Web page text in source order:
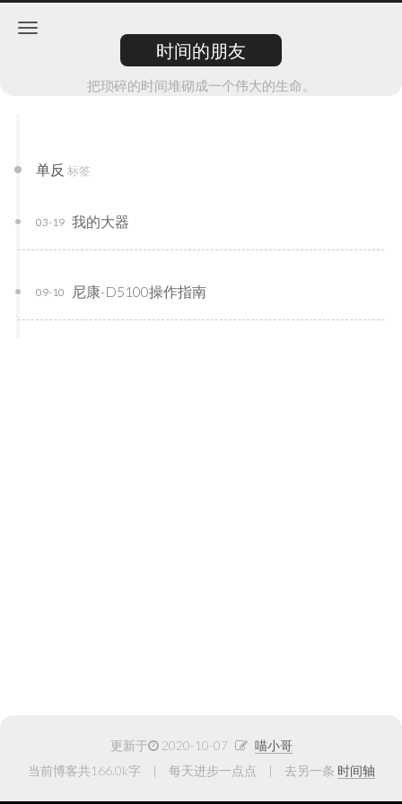
时间的朋友
把琐碎的时间堆砌成一个伟大的生命。
单反 标签
我的大器
03-19
尼康-D5100操作指南
09-10
更新于 2020-10-07
喵小哥
当前博客共166.0k字
每天进步一点点 去另一条 时间轴